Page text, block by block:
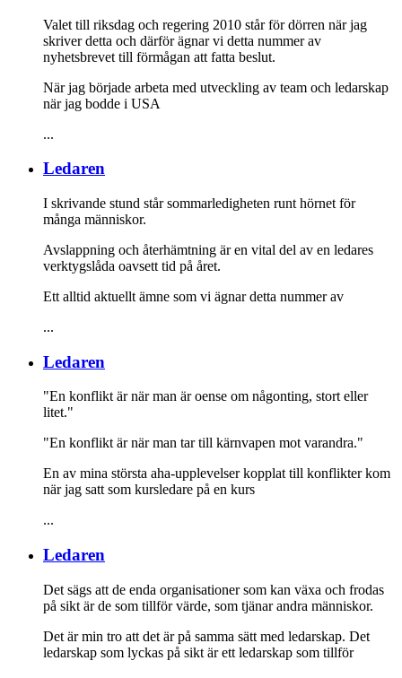
Valet till riksdag och regering 2010 står för dörren när jag
skriver detta och därför ägnar vi detta nummer av
nyhetsbrevet till förmågan att fatta beslut.
När jag började arbeta med utveckling av team och ledarskap
när jag bodde i USA
...
Ledaren
I skrivande stund står sommarledigheten runt hörnet för
många människor.
Avslappning och återhämtning är en vital del av en ledares
verktygslåda oavsett tid på året.
Ett alltid aktuellt ämne som vi ägnar detta nummer av
...
Ledaren
"En konflikt är när man är oense om någonting, stort eller
litet."
"En konflikt är när man tar till kärnvapen mot varandra."
En av mina största aha-upplevelser kopplat till konflikter kom
när jag satt som kursledare på en kurs
...
Ledaren
Det sägs att de enda organisationer som kan växa och frodas
på sikt är de som tillför värde, som tjänar andra människor.
Det är min tro att det är på samma sätt med ledarskap. Det
ledarskap som lyckas på sikt är ett ledarskap som tillför